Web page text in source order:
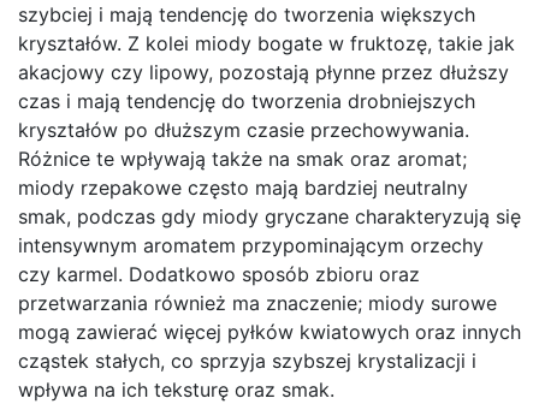
szybciej i mają tendencję do tworzenia większych
kryształów. Z kolei miody bogate w fruktozę, takie jak
akacjowy czy lipowy, pozostają płynne przez dłuższy
czas i mają tendencję do tworzenia drobniejszych
kryształów po dłuższym czasie przechowywania.
Różnice te wpływają także na smak oraz aromat;
miody rzepakowe często mają bardziej neutralny
smak, podczas gdy miody gryczane charakteryzują się
intensywnym aromatem przypominającym orzechy
czy karmel. Dodatkowo sposób zbioru oraz
przetwarzania również ma znaczenie; miody surowe
mogą zawierać więcej pyłków kwiatowych oraz innych
cząstek stałych, co sprzyja szybszej krystalizacji i
wpływa na ich teksturę oraz smak.